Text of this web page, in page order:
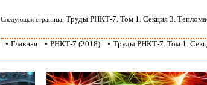
Следующая страница: Труды РНКТ-7. Том 1. Секция 3.
• Главная • РНКТ-7 (2018) • Труды РНКТ-7. Том 1.